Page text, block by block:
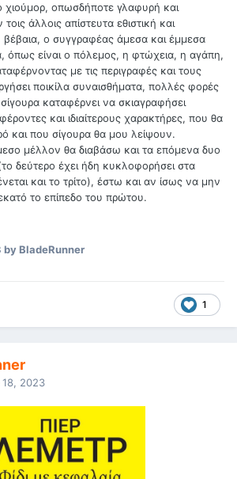
χιούμορ, οπωσδήποτε γλαφυρή και
άλλοις απίστευτα εθιστική και
βέβαια, ο συγγραφέας άμεσα και έμμεσα
όπως είναι ο πόλεμος, η φτώχεια, η αγάπη,
με τις περιγραφές και τους
ποικίλα συναισθήματα, πολλές φορές
καταφέρνει να σκιαγραφήσει
και ιδιαίτερους χαρακτήρες, που θα
και που σίγουρα θα μου λείψουν.
μέλλον θα διαβάσω και τα επόμενα δυο
(το δεύτερο έχει ήδη κυκλοφορήσει στα
και το τρίτο), έστω και αν ίσως να μην
το επίπεδο του πρώτου.
by BladeRunner
1
2023